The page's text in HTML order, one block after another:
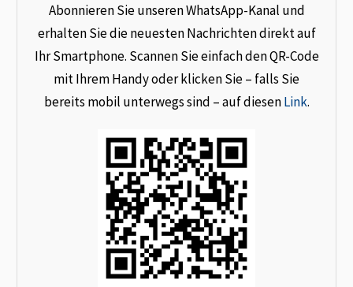
Abonnieren Sie unseren WhatsApp-Kanal und
erhalten Sie die neuesten Nachrichten direkt auf
Ihr Smartphone. Scannen Sie einfach den QR-Code
mit Ihrem Handy oder klicken Sie – falls Sie
bereits mobil unterwegs sind – auf diesenLink.